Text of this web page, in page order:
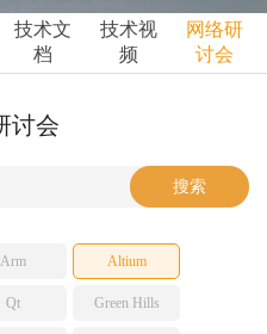
技术文
档
技术视
频
网络研
讨会
讨会
Arm Altium
Qt Green Hills